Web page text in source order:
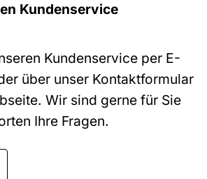
Kundenservice
Kundenservice per E-
über unser Kontaktformular
Wir sind gerne für Sie
Ihre Fragen.